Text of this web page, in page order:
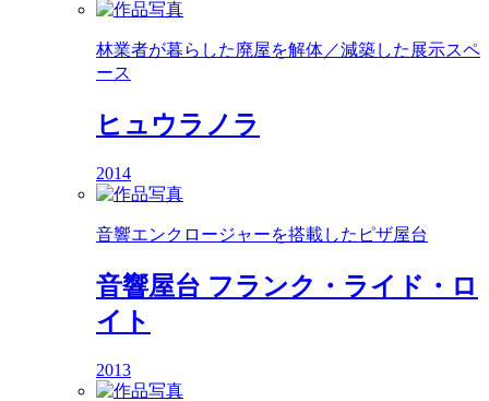
林業者が暮らした廃屋を解体／減築した展示スペ
ース
ヒュウラノラ
2014
音響エンクロージャーを搭載したピザ屋台
音響屋台 フランク・ライド・ロ
イト
2013